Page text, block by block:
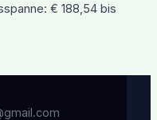
€ 188,54 bis